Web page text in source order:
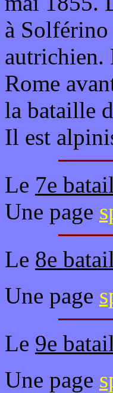
à
autrichien.
Rome
la bataille
Il est
Le 7e
Une page
Le 8e
Une page
Le 9e
Une page